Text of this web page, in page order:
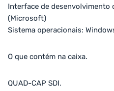
Interface de desenvolvimento
(Microsoft)
Sistema operacionais:
O que contém na caixa.
QUAD-CAP SDI.